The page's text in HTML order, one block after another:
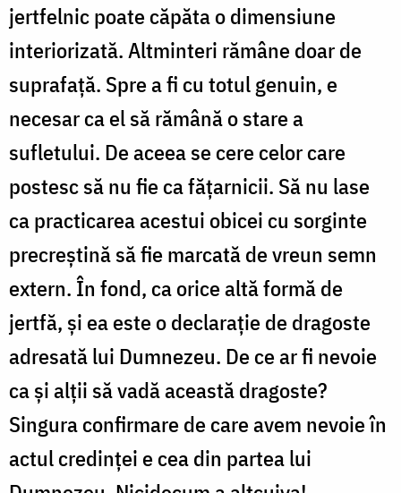
jertfelnic poate căpăta o dimensiune
interiorizată. Altminteri rămâne doar de
suprafață. Spre a fi cu totul genuin, e
necesar ca el să rămână o stare a
sufletului. De aceea se cere celor care
postesc să nu fie ca fățarnicii. Să nu lase
ca practicarea acestui obicei cu sorginte
precreștină să fie marcată de vreun semn
extern. În fond, ca orice altă formă de
jertfă, și ea este o declarație de dragoste
adresată lui Dumnezeu. De ce ar fi nevoie
ca și alții să vadă această dragoste?
Singura confirmare de care avem nevoie în
actul credinței e cea din partea lui